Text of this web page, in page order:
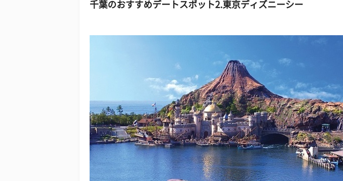
千葉のおすすめデートスポット2.東京ディズニーシー